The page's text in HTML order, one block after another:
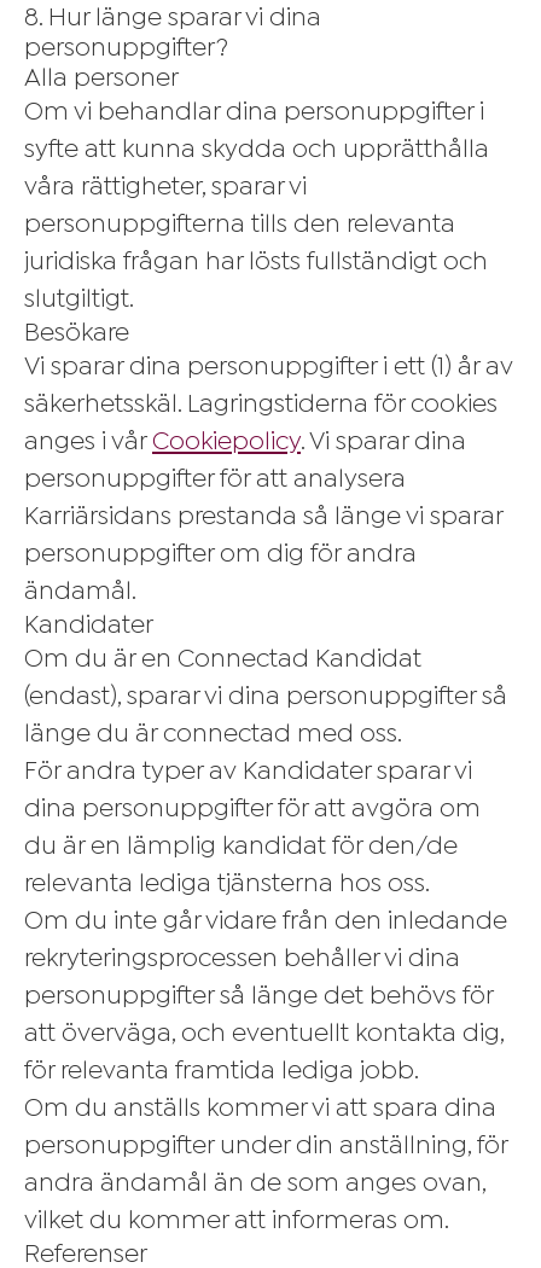
8. Hur länge sparar vi dina
personuppgifter?
Alla personer
Om vi ​​behandlar dina personuppgifter i
syfte att kunna skydda och upprätthålla
våra rättigheter, sparar vi
personuppgifterna tills den relevanta
juridiska frågan har lösts fullständigt och
slutgiltigt.
Besökare
Vi sparar dina personuppgifter i ett (1) år av
säkerhetsskäl. Lagringstiderna för cookies
anges i vår Cookiepolicy. Vi sparar dina
personuppgifter för att analysera
Karriärsidans prestanda så länge vi sparar
personuppgifter om dig för andra
ändamål.
Kandidater
Om du är en Connectad Kandidat
(endast), sparar vi dina personuppgifter så
länge du är connectad med oss.
För andra typer av Kandidater sparar vi
dina personuppgifter för att avgöra om
du är en lämplig kandidat för den/de
relevanta lediga tjänsterna hos oss.
Om du inte går vidare från den inledande
rekryteringsprocessen behåller vi dina
personuppgifter så länge det behövs för
att överväga, och eventuellt kontakta dig,
för relevanta framtida lediga jobb.
Om du anställs kommer vi att spara dina
personuppgifter under din anställning, för
andra ändamål än de som anges ovan,
vilket du kommer att informeras om.
Referenser